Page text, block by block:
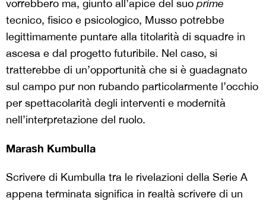
vorrebbero ma, giunto all’apice del suo prime
tecnico, fisico e psicologico, Musso potrebbe
legittimamente puntare alla titolarità di squadre in
ascesa e dal progetto futuribile. Nel caso, si
tratterebbe di un’opportunità che si è guadagnato
sul campo pur non rubando particolarmente l’occhio
per spettacolarità degli interventi e modernità
nell’interpretazione del ruolo.
Marash Kumbulla
Scrivere di Kumbulla tra le rivelazioni della Serie A
appena terminata significa in realtà scrivere di un